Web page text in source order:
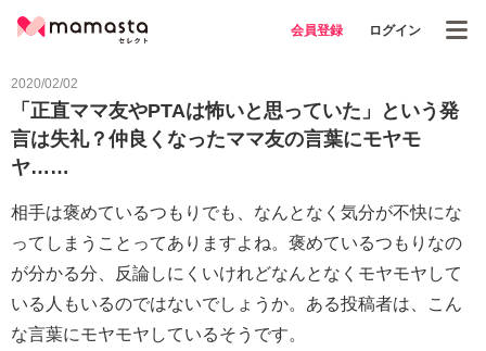
会員登録 ログイン
2020/02/02
「正直ママ友やPTAは怖いと思っていた」という発
言は失礼？仲良くなったママ友の言葉にモヤモ
ヤ……
相手は褒めているつもりでも、なんとなく気分が不快にな
ってしまうことってありますよね。褒めているつもりなの
が分かる分、反論しにくいけれどなんとなくモヤモヤして
いる人もいるのではないでしょうか。ある投稿者は、こん
な言葉にモヤモヤしているそうです。